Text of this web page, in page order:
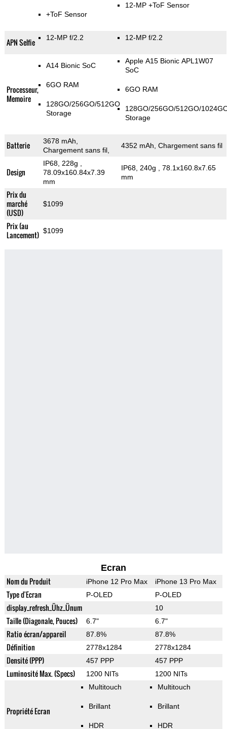
+ToF Sensor
12-MP+ToF Sensor
APN Selfie 12-MP f/2.2 12-MP f/2.2
Processeur,
Memoire
A14 Bionic SoC
6GO RAM
128GO/256GO/512GO
Storage
Apple A15 Bionic APL1W07
SoC
6GO RAM
128GO/256GO/512GO/
Storage
Batterie
3678 mAh,
Chargement sans fil,
4352 mAh, Chargement sans fil
Design
IP68, 228g
78.09x160.84x7.39
mm
IP68, 240g
, 78.1x160.8x7.65
mm
Prix du
marché
(USD)
$1099
Prix (au
Lancement) $1099
Ecran
Nom du Produit iPhone 12 Pro Max iPhone 13 Pro Max
Type d'Ecran P-OLED P-OLED
display_refresh_Ühz_Ünum 10
Taille (Diagonale, Pouces) 6.7" 6.7"
Ratio écran/appareil 87.8% 87.8%
Définition 2778x1284 2778x1284
Densité (PPP) 457 PPP 457 PPP
Luminosité Max. (Specs) 1200 NITs 1200 NITs
Propriété Ecran
Multitouch
Brillant
HDR
Multitouch
Brillant
HDR